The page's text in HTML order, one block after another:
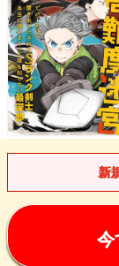
新
今